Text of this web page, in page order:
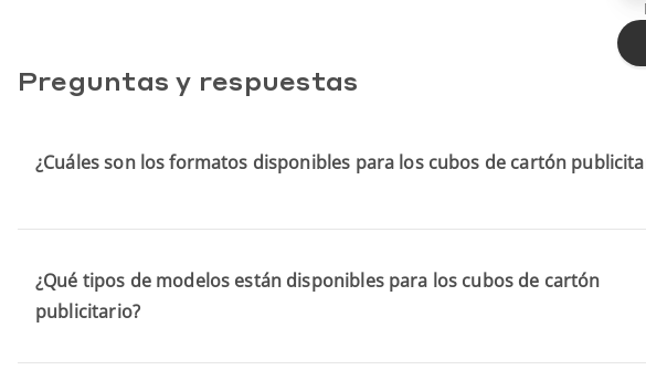
Preguntas y respuestas
¿Cuáles son los formatos disponibles para los cubos de cartón
¿Qué tipos de modelos están disponibles para los cubos de cartón
publicitario?